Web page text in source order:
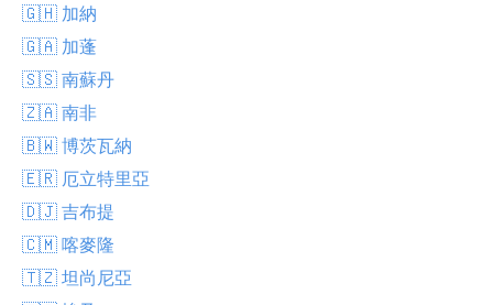
🇬🇭 加納
🇬🇦 加蓬
🇸🇸 南蘇丹
🇿🇦 南非
🇧🇼 博茨瓦納
🇪🇷 厄立特里亞
🇩🇯 吉布提
🇨🇲 喀麥隆
🇹🇿 坦尚尼亞